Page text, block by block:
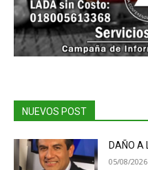
NUEVOS POST
DAÑO A
05/08/2026